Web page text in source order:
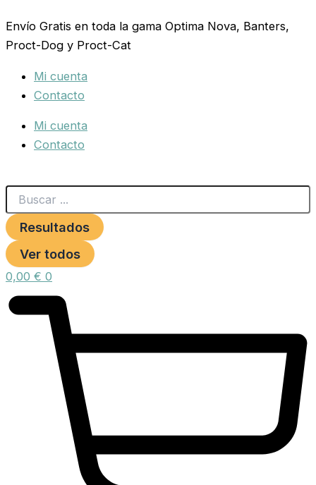
al
contenido
Envío Gratis en toda la gama Optima Nova, Banters,
Proct-Dog y Proct-Cat
Mi cuenta
Contacto
Mi cuenta
Contacto
...
Resultados
Ver todos
0,00 € 0
DE
AGUA
TETRATEC
cantidad